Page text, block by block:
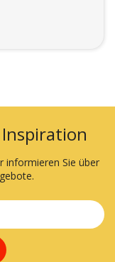
informieren Sie über